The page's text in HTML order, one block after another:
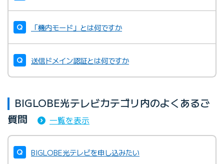
「機内モード」とは何ですか
送信ドメイン認証とは何ですか
BIGLOBE光テレビカテゴリ内のよくあるご
質問
一覧を表示
BIGLOBE光テレビを申し込みたい